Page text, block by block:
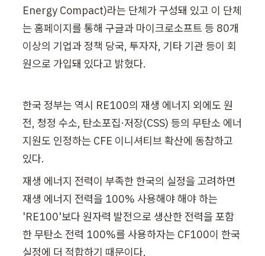
Energy Compact)라는 단체가 구성돼 있고 이 단체
는 홈페이지를 통해 구글과 마이크로소프트 등 80개
이상의 기업과 정책 당국, 투자자, 기타 기관 등이 회
원으로 가입돼 있다고 밝혔다.
한국 정부는 역시 RE100의 재생 에너지 외에도 원
전, 청정 수소, 탄소포집·저장(CSS) 등의 무탄소 에너
지원도 인정하는 CFE 이니셔티브 확산에 동참하고
있다.
재생 에너지 전력이 부족한 한국의 실정을 고려하면
재생 에너지 전력을 100% 사용해야 해야 하는
'RE100'보다 원자력 발전으로 생산한 전력을 포함
한 무탄소 전력 100%를 사용하자는 CF100이 한국
실정에 더 적합하기 때문이다.